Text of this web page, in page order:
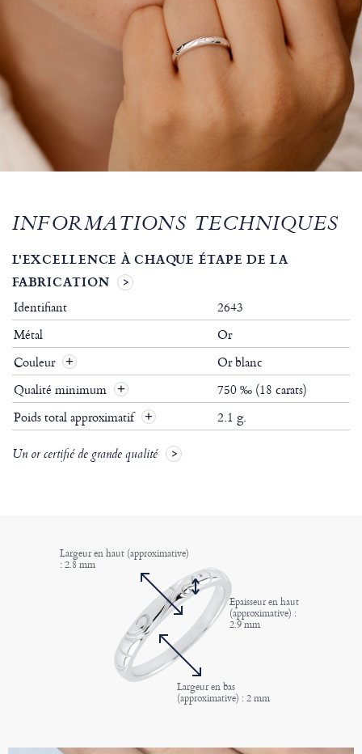
INFORMATIONS TECHNIQUES
L'EXCELLENCE À CHAQUE ÉTAPE DE LA
FABRICATION
Identifiant
2643
Métal
Or
Couleur
Or blanc
Qualité minimum
750 ‰ (18 carats)
Poids total approximatif
2.1 g.
Un or certifié de grande qualité
Largeur en haut (approximative)
: 2.8 mm
Epaisseur en haut
(approximative) :
2.9 mm
Largeur en bas
(approximative) : 2 mm